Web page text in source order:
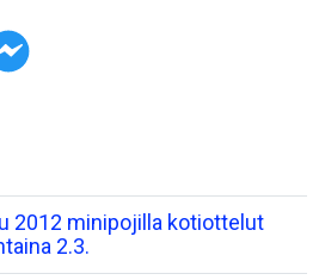
2012 minipojilla kotiottelut
2.3.